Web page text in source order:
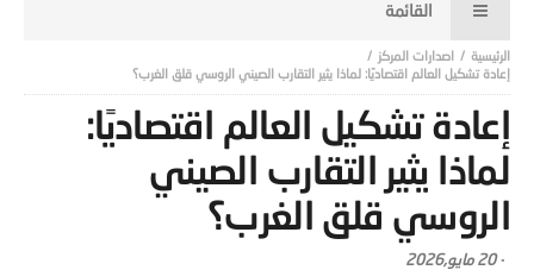
اصدارات المركز
إعادة تشكيل العالم اقتصاديًا: لماذا يثير التقارب الصيني الروسي قلق الغرب؟
إعادة تشكيل العالم اقتصاديًا:
لماذا يثير التقارب الصيني
الروسي قلق الغرب؟
-20 مايو,2026